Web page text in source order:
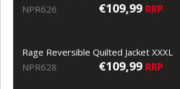
NPR626
€109,99 RRP
Rage Reversible Quilted Jacket XXXL
NPR628
€109,99 RRP